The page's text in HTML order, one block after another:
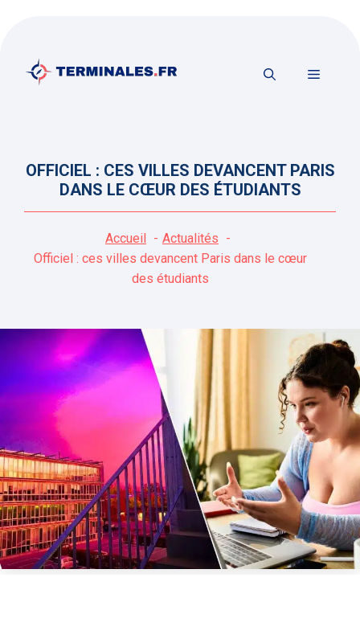
contenu
MENU
OFFICIEL : CES VILLES DEVANCENT PARIS
DANS LE CŒUR DES ÉTUDIANTS
Accueil
Actualités
Officiel : ces villes devancent Paris dans le cœur
des étudiants